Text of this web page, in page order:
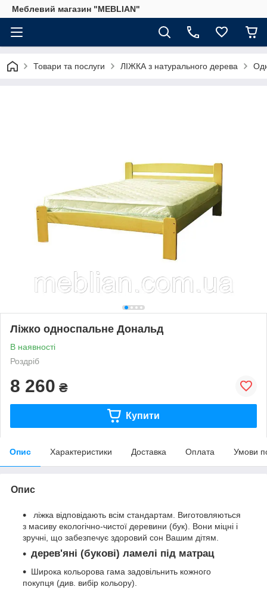
Меблевий магазин "MEBLIAN"
Товари та послуги ЛІЖКА з натурального дерева
Ліжко односпальне Дональд
В наявності
Роздріб
8 260 ₴
Купити
Опис Характеристики Доставка Оплата Умови
Опис
ліжка відповідають всім стандартам. Виготовляються
з масиву екологічно-чистої деревини (бук). Вони міцні і
зручні, що забезпечує здоровий сон Вашим дітям.
дерев'яні (букові) ламелі під матрац
Широка кольорова гама задовільнить кожного
покупця (див. вибір кольору).